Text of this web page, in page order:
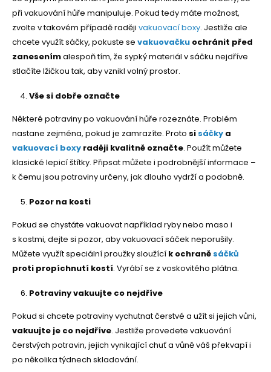
při vakuování hůře manipuluje. Pokud tedy máte možnost,
zvolte v takovém případě raději vakuovací boxy. Jestliže ale
chcete využít sáčky, pokuste se vakuovačku ochránit před
zanesenímalespoň tím, že sypký materiál v sáčku nejdříve
stlačíte lžičkou tak, aby vznikl volný prostor.
Vše si dobře označte
Některé potraviny po vakuování hůře rozeznáte. Problém
nastane zejména, pokud je zamrazíte. Proto si sáčky a
vakuovací boxy raději kvalitně označte. Použít můžete
klasické lepicí štítky. Připsat můžete i podrobnější informace –
k čemu jsou potraviny určeny, jak dlouho vydrží a podobně.
Pozor na kosti
Pokud se chystáte vakuovat například ryby nebo maso i
s kostmi, dejte si pozor, aby vakuovací sáček neporušily.
Můžete využít speciální proužky sloužící k ochraně sáčků
proti propíchnutí kostí. Vyrábí se z voskovitého plátna.
Potraviny vakuujte co nejdříve
Pokud si chcete potraviny vychutnat čerstvé a užít si jejich vůni,
vakuujte je co nejdříve. Jestliže provedete vakuování
čerstvých potravin, jejich vynikající chuť a vůně váš překvapí i
po několika týdnech skladování.